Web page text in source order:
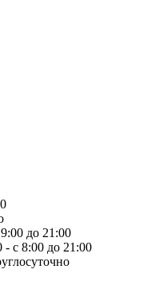
до 21:00
- с 8:00 до 21:00